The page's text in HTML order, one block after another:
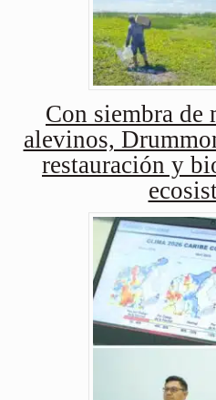
Con siembra de
alevinos,
restauración y